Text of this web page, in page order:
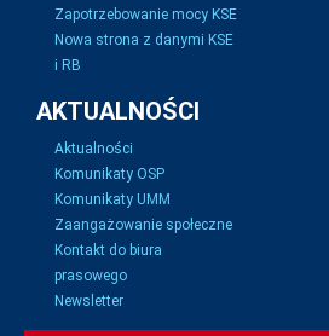
Zapotrzebowanie mocy KSE
Nowa strona z danymi KSE
i RB
AKTUALNOŚCI
Aktualności
Komunikaty OSP
Komunikaty UMM
Zaangażowanie społeczne
Kontakt do biura
prasowego
Newsletter